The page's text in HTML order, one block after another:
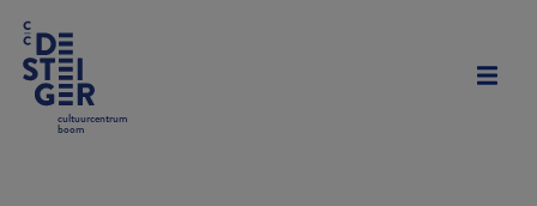
cultuurcentrum
boom